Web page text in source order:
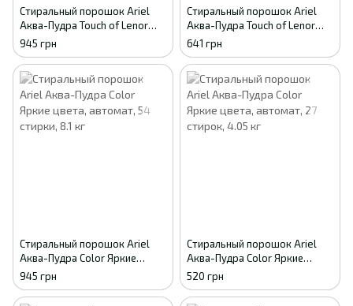
Стиральный порошок Ariel
Аква-Пудра Touch of Lenor
Прикосновение свежести,
автомат, 54 стирки, 8.1 кг
945 грн
Стиральный порошок Ariel
Аква-Пудра Touch of Lenor
Прикосновение свежести,
автомат, 36 стирок, 5.4 кг
641 грн
Стиральный порошок Ariel
Аква-Пудра Color Яркие
цвета, автомат, 54 стирки, 8.1
кг
945 грн
Стиральный порошок Ariel
Аква-Пудра Color Яркие
цвета, автомат, 27 стирок,
4.05 кг
520 грн